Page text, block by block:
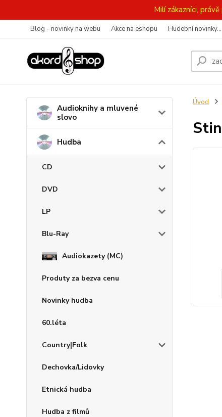
Milí zákazníci,
Blog - novinky na webu Akce na eshopu Hudební novinky...
Audioknihy a mluvené
slovo
Hudba
CD
DVD
LP
Blu-Ray
Audiokazety (MC)
Produty za bezva cenu
Novinky hudba
60.léta
Country|Folk
Dechovka/Lidovky
Etnická hudba
Hudba z filmů
Úvod